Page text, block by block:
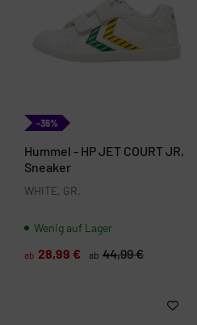
-36%
Hummel - HP JET COURT JR,
Sneaker
WHITE, GR.
Wenig auf Lager
ab 28,99 € ab 44,99 €